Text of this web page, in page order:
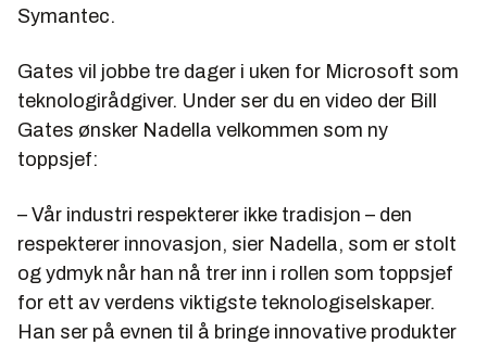
Symantec.
Gates vil jobbe tre dager i uken for Microsoft som
teknologirådgiver. Under ser du en video der Bill
Gates ønsker Nadella velkommen som ny
toppsjef:
– Vår industri respekterer ikke tradisjon – den
respekterer innovasjon, sier Nadella, som er stolt
og ydmyk når han nå trer inn i rollen som toppsjef
for ett av verdens viktigste teknologiselskaper.
Han ser på evnen til å bringe innovative produkter